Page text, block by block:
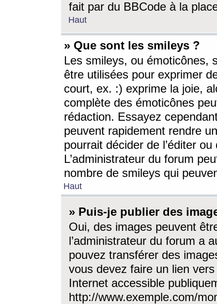
fait par du BBCode à la
Haut
» Que sont les smileys ?
Les smileys, ou émoticônes,
être utilisées pour exprimer
court, ex. :) exprime la joie,
complète des émoticônes
rédaction. Essayez
peuvent rapidement rendre
pourrait décider de l’éditer
L’administrateur du forum
nombre de smileys qui
Haut
» Puis-je publier des
Oui, des images peuvent
l’administrateur du forum a
pouvez transférer des
vous devez faire un lien
Internet accessible
http://www.exemple.com/